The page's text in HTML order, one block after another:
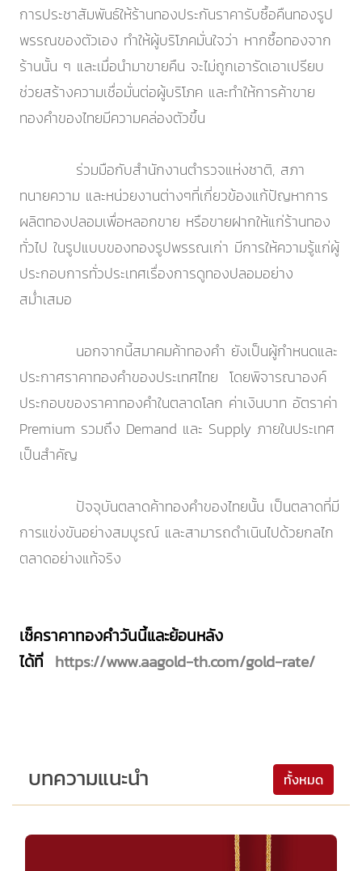
การประชาสัมพันธ์ให้ร้านทองประกันราคารับซื้อคืนทองรูป
พรรณของตัวเอง ทำให้ผู้บริโภคมั่นใจว่า หากซื้อทองจาก
ร้านนั้น ๆ และเมื่อนำมาขายคืน จะไม่ถูกเอารัดเอาเปรียบ
ช่วยสร้างความเชื่อมั่นต่อผู้บริโภค และทำให้การค้าขาย
ทองคำของไทยมีความคล่องตัวขึ้น
ร่วมมือกับสำนักงานตำรวจแห่งชาติ, สภา
ทนายความ และหน่วยงานต่างๆที่เกี่ยวข้องแก้ปัญหาการ
ผลิตทองปลอมเพื่อหลอกขาย หรือขายฝากให้แก่ร้านทอง
ทั่วไป ในรูปแบบของทองรูปพรรณเก่า มีการให้ความรู้แก่ผู้
ประกอบการทั่วประเทศเรื่องการดูทองปลอมอย่าง
สม่ำเสมอ
นอกจากนี้สมาคมค้าทองคำ ยังเป็นผู้กำหนดและ
ประกาศราคาทองคำของประเทศไทย โดยพิจารณาองค์
ประกอบของราคาทองคำในตลาดโลก ค่าเงินบาท อัตราค่า
Premium รวมถึง Demand และ Supply ภายในประเทศ
เป็นสำคัญ
ปัจจุบันตลาดค้าทองคำของไทยนั้น เป็นตลาดที่มี
การแข่งขันอย่างสมบูรณ์ และสามารถดำเนินไปด้วยกลไก
ตลาดอย่างแท้จริง
เช็คราคาทองคำวันนี้และย้อนหลัง
ได้ที่ https://www.aagold-th.com/gold-rate/
บทความแนะนำ ทั้งหมด